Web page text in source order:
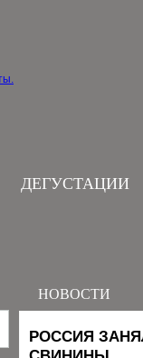
ДЕГУСТАЦИИ
НОВОСТИ
РОССИЯ